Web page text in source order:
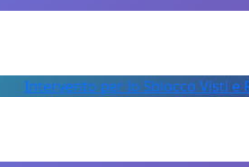
Intervento per lo Sblocco Visti e